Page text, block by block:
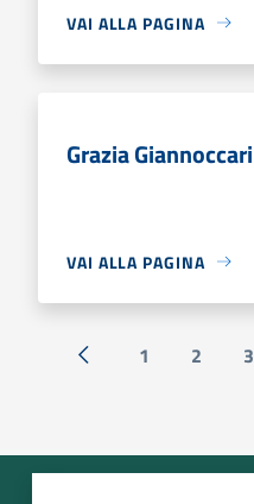
VAI ALLA PAGINA
Grazia Giannoccari
VAI ALLA PAGINA
« Precedente
1 2 3